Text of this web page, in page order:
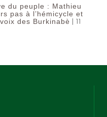
du peuple : Mathieu
pas à l’hémicycle et
des Burkinabè | 11